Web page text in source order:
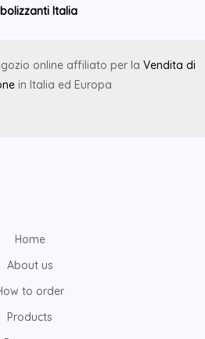
Italia
online affiliato per la Vendita di
in Italia ed Europa
Home
About us
to order
Products